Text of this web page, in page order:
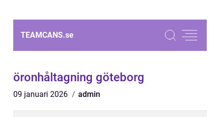
TEAMCANS.se
öronhåltagning göteborg
09 januari 2026 admin